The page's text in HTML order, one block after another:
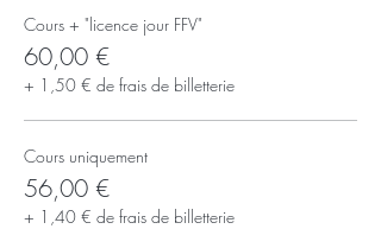
Cours + "licence jour FFV"
60,00 €
+ 1,50 € de frais de billetterie
Cours uniquement
56,00 €
+ 1,40 € de frais de billetterie